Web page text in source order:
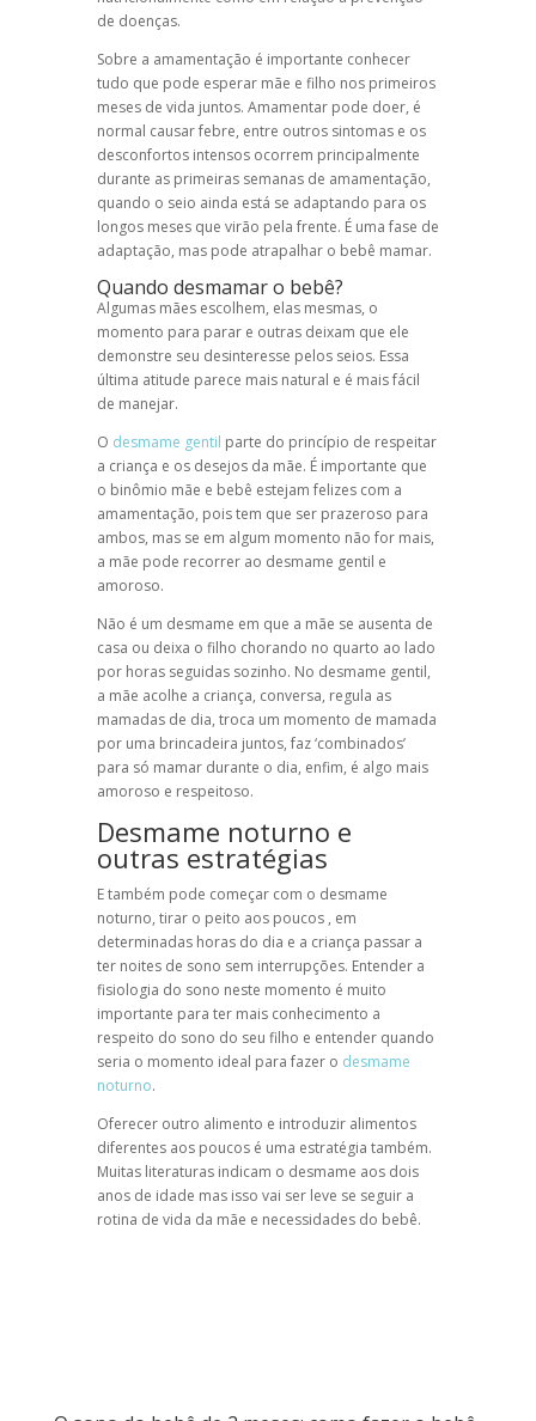
de doenças.
Sobre a amamentação é importante conhecer
tudo que pode esperar mãe e filho nos primeiros
meses de vida juntos. Amamentar pode doer, é
normal causar febre, entre outros sintomas e os
desconfortos intensos ocorrem principalmente
durante as primeiras semanas de amamentação,
quando o seio ainda está se adaptando para os
longos meses que virão pela frente. É uma fase de
adaptação, mas pode atrapalhar o bebê mamar.
Quando desmamar o bebê?
Algumas mães escolhem, elas mesmas, o
momento para parar e outras deixam que ele
demonstre seu desinteresse pelos seios. Essa
última atitude parece mais natural e é mais fácil
de manejar.
O desmame gentil parte do princípio de respeitar
a criança e os desejos da mãe. É importante que
o binômio mãe e bebê estejam felizes com a
amamentação, pois tem que ser prazeroso para
ambos, mas se em algum momento não for mais,
a mãe pode recorrer ao desmame gentil e
amoroso.
Não é um desmame em que a mãe se ausenta de
casa ou deixa o filho chorando no quarto ao lado
por horas seguidas sozinho. No desmame gentil,
a mãe acolhe a criança, conversa, regula as
mamadas de dia, troca um momento de mamada
por uma brincadeira juntos, faz ‘combinados’
para só mamar durante o dia, enfim, é algo mais
amoroso e respeitoso.
Desmame noturno e
outras estratégias
E também pode começar com o desmame
noturno, tirar o peito aos poucos , em
determinadas horas do dia e a criança passar a
ter noites de sono sem interrupções. Entender a
fisiologia do sono neste momento é muito
importante para ter mais conhecimento a
respeito do sono do seu filho e entender quando
seria o momento ideal para fazer o desmame
noturno.
Oferecer outro alimento e introduzir alimentos
diferentes aos poucos é uma estratégia também.
Muitas literaturas indicam o desmame aos dois
anos de idade mas isso vai ser leve se seguir a
rotina de vida da mãe e necessidades do bebê.